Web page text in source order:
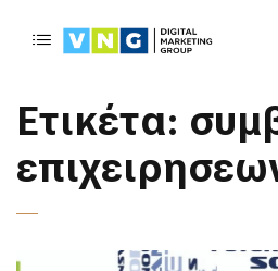
Ετικέτα: